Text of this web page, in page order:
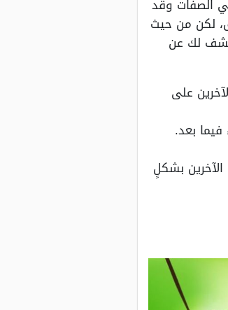
الصفات وقد
لكن من حيث
لك عن
على
بعد.
بشكلٍ